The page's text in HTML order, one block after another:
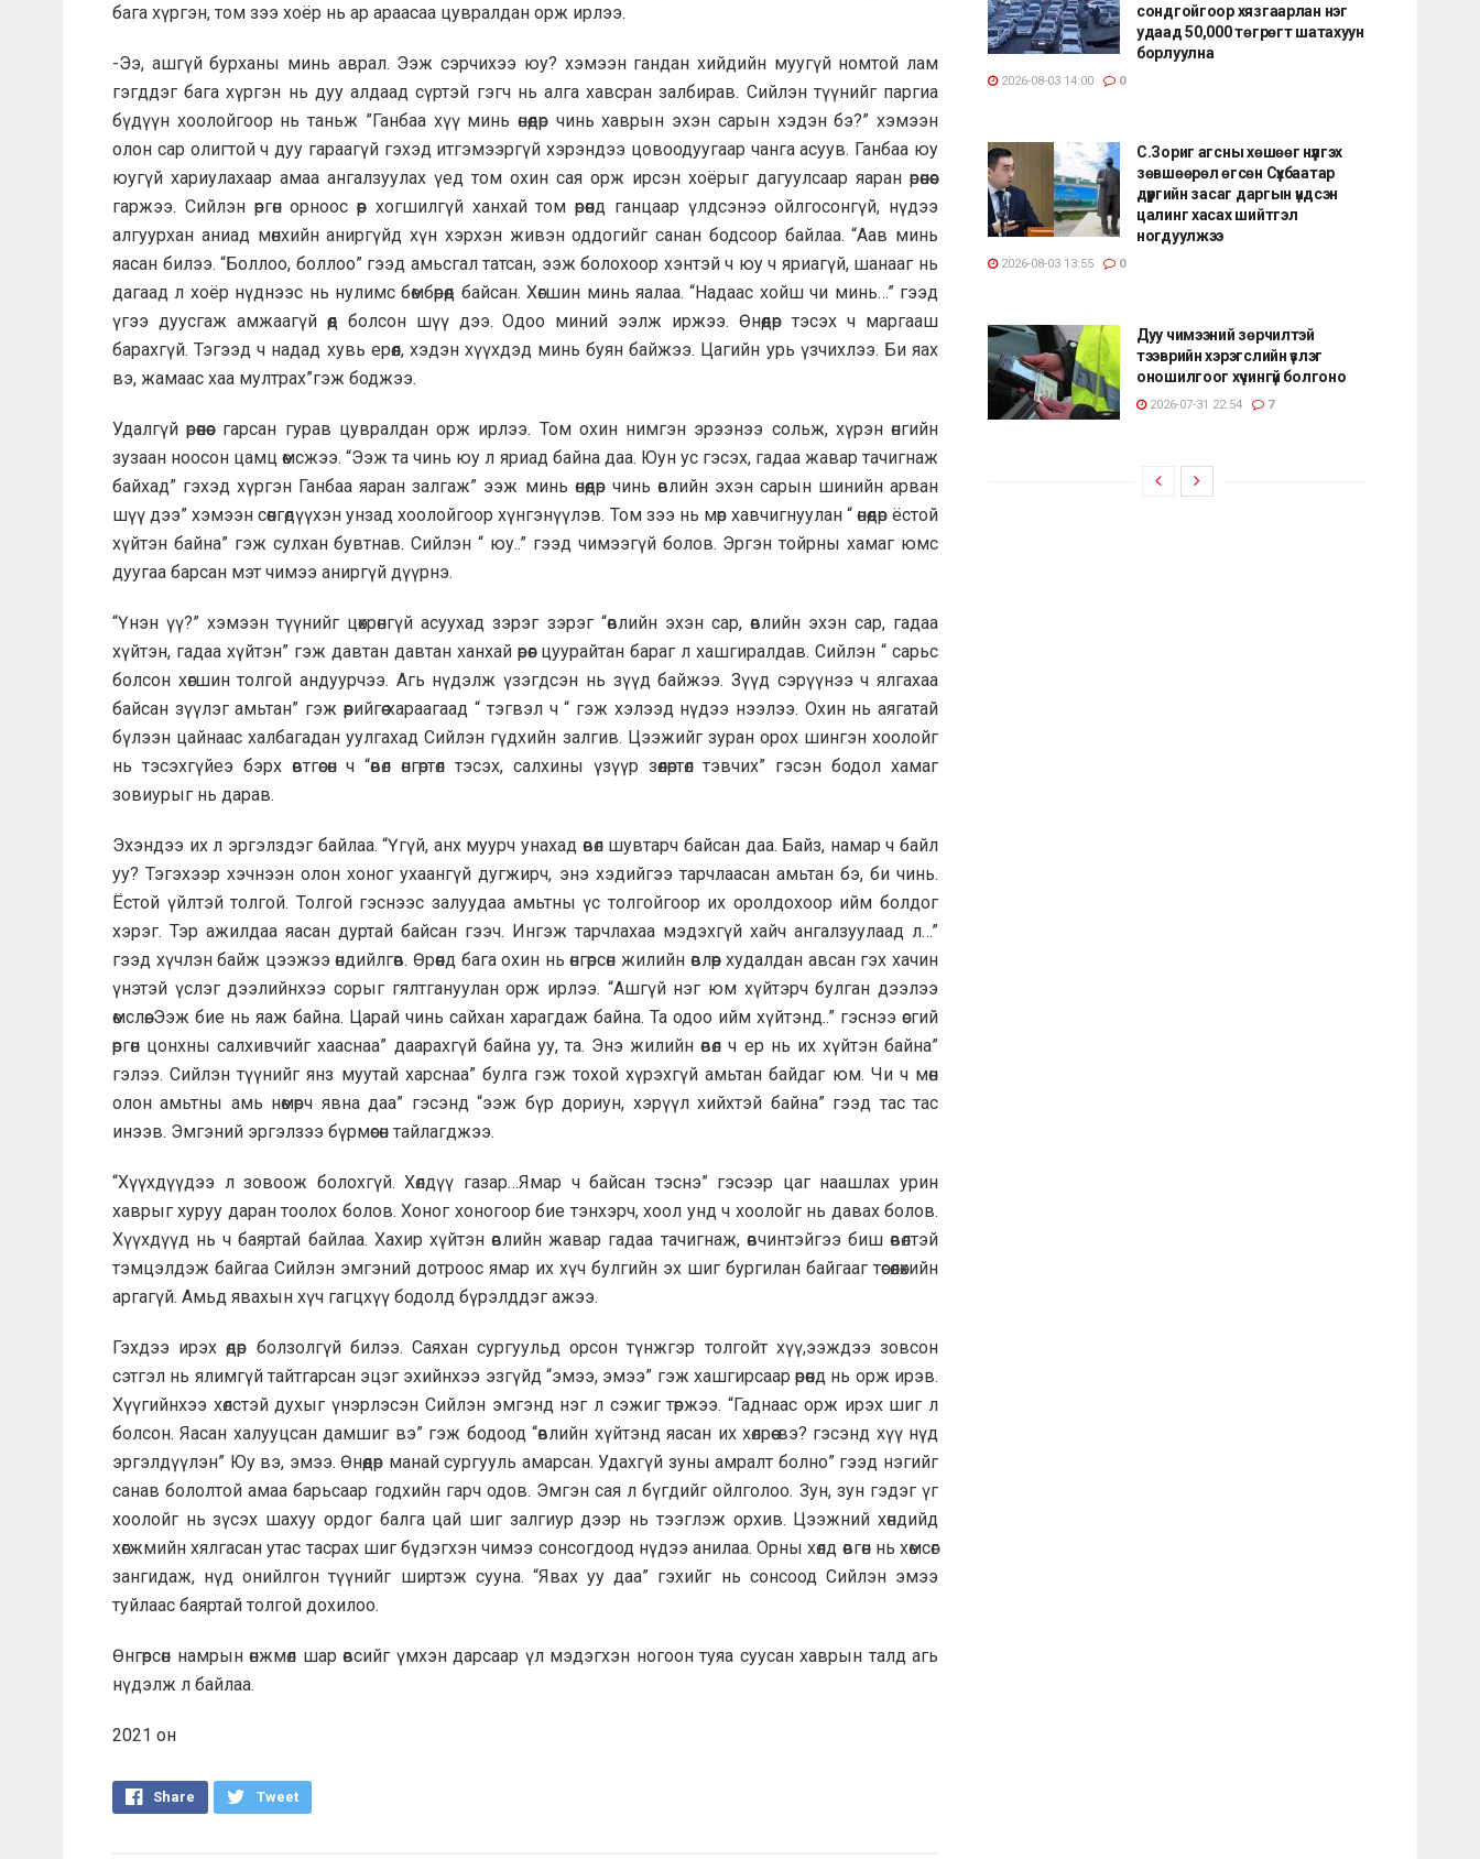
бага хүргэн, том зээ хоёр нь ар араасаа цувралдан орж ирлээ.
-Ээ, ашгүй бурханы минь аврал. Ээж сэрчихээ юу? хэмээн гандан хийдийн муугүй номтой лам
гэгддэг бага хүргэн нь дуу алдаад сүртэй гэгч нь алга хавсран залбирав. Сийлэн түүнийг паргиа
бүдүүн хоолойгоор нь таньж ”Ганбаа хүү минь өнөөдөр чинь хаврын эхэн сарын хэдэн бэ?” хэмээн
олон сар олигтой ч дуу гараагүй гэхэд итгэмээргүй хэрэндээ цовоодуугаар чанга асуув. Ганбаа юу
юугүй хариулахаар амаа ангалзуулах үед том охин сая орж ирсэн хоёрыг дагуулсаар яаран өрөөнөөс
гаржээ. Сийлэн өргөн орноос өөр хогшилгүй ханхай том өрөөнд ганцаар үлдсэнээ ойлгосонгүй, нүдээ
алгуурхан аниад мөнхийн аниргүйд хүн хэрхэн живэн оддогийг санан бодсоор байлаа. “Аав минь
яасан билээ. “Боллоо, боллоо” гээд амьсгал татсан, ээж болохоор хэнтэй ч юу ч яриагүй, шанааг нь
дагаад л хоёр нүднээс нь нулимс бөмбөрөөд байсан. Хөгшин минь яалаа. “Надаас хойш чи минь…” гээд
үгээ дуусгаж амжаагүй өөд болсон шүү дээ. Одоо миний ээлж иржээ. Өнөөдөр тэсэх ч маргааш
барахгүй. Тэгээд ч надад хувь ерөөл, хэдэн хүүхдэд минь буян байжээ. Цагийн урь үзчихлээ. Би яах
вэ, жамаас хаа мултрах”гэж боджээ.
Удалгүй өрөөнөөс гарсан гурав цувралдан орж ирлээ. Том охин нимгэн эрээнээ сольж, хүрэн өнгийн
зузаан ноосон цамц өмсжээ. “Ээж та чинь юу л яриад байна даа. Юун ус гэсэх, гадаа жавар тачигнаж
байхад” гэхэд хүргэн Ганбаа яаран залгаж” ээж минь өнөөдөр чинь өвлийн эхэн сарын шинийн арван
шүү дээ” хэмээн сөөнгөдүүхэн унзад хоолойгоор хүнгэнүүлэв. Том зээ нь мөр хавчигнуулан “ өнөөдөр ёстой
хүйтэн байна” гэж сулхан бувтнав. Сийлэн “ юу..” гээд чимээгүй болов. Эргэн тойрны хамаг юмс
дуугаа барсан мэт чимээ аниргүй дүүрнэ.
“Үнэн үү?” хэмээн түүнийг цөхрөнгүй асуухад зэрэг зэрэг “өвлийн эхэн сар, өвлийн эхэн сар, гадаа
хүйтэн, гадаа хүйтэн” гэж давтан давтан ханхай өрөөг цуурайтан бараг л хашгиралдав. Сийлэн “ сарьс
болсон хөгшин толгой андуурчээ. Агь нүдэлж үзэгдсэн нь зүүд байжээ. Зүүд сэрүүнээ ч ялгахаа
байсан зүүлэг амьтан” гэж өөрийгөө хараагаад “ тэгвэл ч “ гэж хэлээд нүдээ нээлээ. Охин нь аягатай
бүлээн цайнаас халбагадан уулгахад Сийлэн гүдхийн залгив. Цээжийг зуран орох шингэн хоолойг
нь тэсэхгүйеэ бэрх өвтгөсөн ч “өвөл өнгөртөл тэсэх, салхины үзүүр зөөлөртөл тэвчих” гэсэн бодол хамаг
зовиурыг нь дарав.
Эхэндээ их л эргэлздэг байлаа. “Үгүй, анх муурч унахад өвөл шувтарч байсан даа. Байз, намар ч байл
уу? Тэгэхээр хэчнээн олон хоног ухаангүй дугжирч, энэ хэдийгээ тарчлаасан амьтан бэ, би чинь.
Ёстой үйлтэй толгой. Толгой гэснээс залуудаа амьтны үс толгойгоор их оролдохоор ийм болдог
хэрэг. Тэр ажилдаа яасан дуртай байсан гээч. Ингэж тарчлахаа мэдэхгүй хайч ангалзуулаад л…”
гээд хүчлэн байж цээжээ өндийлгөв. Өрөөнд бага охин нь өнгөрсөн жилийн өвлөөр худалдан авсан гэх хачин
үнэтэй үслэг дээлийнхээ сорыг гялтгануулан орж ирлээ. “Ашгүй нэг юм хүйтэрч булган дээлээ
өмслөө. Ээж бие нь яаж байна. Царай чинь сайхан харагдаж байна. Та одоо ийм хүйтэнд..” гэснээ өсгий
өргөн цонхны салхивчийг хааснаа” даарахгүй байна уу, та. Энэ жилийн өвөл ч ер нь их хүйтэн байна”
гэлээ. Сийлэн түүнийг янз муутай харснаа” булга гэж тохой хүрэхгүй амьтан байдаг юм. Чи ч мөн
олон амьтны амь нөмөрч явна даа” гэсэнд “ээж бүр дориун, хэрүүл хийхтэй байна” гээд тас тас
инээв. Эмгэний эргэлзээ бүрмөсөн тайлагджээ.
“Хүүхдүүдээ л зовоож болохгүй. Хөлдүү газар…Ямар ч байсан тэснэ” гэсээр цаг наашлах урин
хаврыг хуруу даран тоолох болов. Хоног хоногоор бие тэнхэрч, хоол унд ч хоолойг нь давах болов.
Хүүхдүүд нь ч баяртай байлаа. Хахир хүйтэн өвлийн жавар гадаа тачигнаж, өвчинтэйгээ биш өвөлтэй
тэмцэлдэж байгаа Сийлэн эмгэний дотроос ямар их хүч булгийн эх шиг бургилан байгааг төсөөлөхийн
аргагүй. Амьд явахын хүч гагцхүү бодолд бүрэлддэг ажээ.
Гэхдээ ирэх өдөр болзолгүй билээ. Саяхан сургуульд орсон түнжгэр толгойт хүү,ээждээ зовсон
сэтгэл нь ялимгүй тайтгарсан эцэг эхийнхээ эзгүйд “эмээ, эмээ” гэж хашгирсаар өрөөнд нь орж ирэв.
Хүүгийнхээ хөлстэй духыг үнэрлэсэн Сийлэн эмгэнд нэг л сэжиг төржээ. “Гаднаас орж ирэх шиг л
болсон. Яасан халууцсан дамшиг вэ” гэж бодоод “өвлийн хүйтэнд яасан их хөлрөө вэ? гэсэнд хүү нүд
эргэлдүүлэн” Юу вэ, эмээ. Өнөөдөр манай сургууль амарсан. Удахгүй зуны амралт болно” гээд нэгийг
санав бололтой амаа барьсаар годхийн гарч одов. Эмгэн сая л бүгдийг ойлголоо. Зун, зун гэдэг үг
хоолойг нь зүсэх шахуу ордог балга цай шиг залгиур дээр нь тээглэж орхив. Цээжний хөндийд
хөгжмийн хялгасан утас тасрах шиг бүдэгхэн чимээ сонсогдоод нүдээ анилаа. Орны хөлд өвгөн нь хөмсөг
зангидаж, нүд онийлгон түүнийг ширтэж сууна. “Явах уу даа” гэхийг нь сонсоод Сийлэн эмээ
туйлаас баяртай толгой дохилоо.
Өнгөрсөн намрын өнжмөл шар өвсийг үмхэн дарсаар үл мэдэгхэн ногоон туяа суусан хаврын талд агь
нүдэлж л байлаа.
2021 он
Share Tweet
сондгойгоор хязгаарлан нэг
удаад 50,000 төгрөгт шатахуун
борлуулна
2026-08-03 14:00 0
С.Зориг агсны хөшөөг нүүлгэх
зөвшөөрөл өгсөн Сүхбаатар
дүүргийн засаг даргын үндсэн
цалинг хасах шийтгэл
ногдуулжээ
2026-08-03 13:55 0
Дуу чимээний зөрчилтэй
тээврийн хэрэгслийн үзлэг
оношилгоог хүчингүй болгоно
2026-07-31 22:54 7